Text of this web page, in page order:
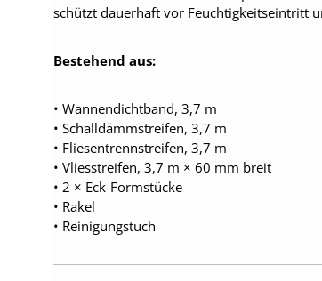
schützt dauerhaft vor Feuchtigkeitseintritt
Bestehend aus:
• Wannendichtband, 3,7 m
• Schalldämmstreifen, 3,7 m
• Fliesentrennstreifen, 3,7 m
• Vliesstreifen, 3,7 m × 60 mm breit
• 2 × Eck-Formstücke
• Rakel
• Reinigungstuch